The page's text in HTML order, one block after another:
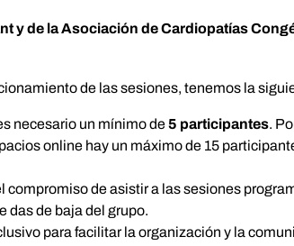
y de la Asociación de Cardiopatías
de las sesiones, tenemos la
necesario un mínimo de5 participantes.
online hay un máximo de 15
de asistir a las sesiones
das de baja del grupo.
para facilitar la organización y la